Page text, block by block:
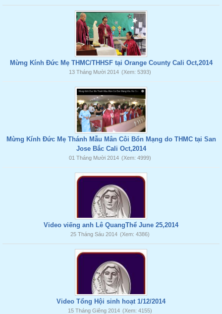
Mừng Kính Đức Mẹ THMC/THHSF tại Orange County Cali Oct,2014
13 Tháng Mười 2014 (Xem: 5393)
Mừng Kính Đức Mẹ Thánh Mẫu Mân Côi Bổn Mạng do THMC tại San
Jose Bắc Cali Oct,2014
01 Tháng Mười 2014 (Xem: 4999)
Video viếng anh Lê QuangThể June 25,2014
25 Tháng Sáu 2014 (Xem: 4386)
Video Tổng Hội sinh hoạt 1/12/2014
15 Tháng Giêng 2014 (Xem: 4155)